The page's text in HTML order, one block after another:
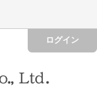
ログイン